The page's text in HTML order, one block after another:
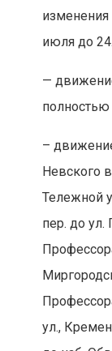
изменения
июля до
—
–
Невского
Тележной
пер. до
ул.,